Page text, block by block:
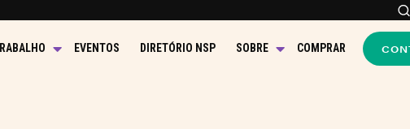
EVENTOS DIRETÓRIO NSP SOBRE COMPRAR